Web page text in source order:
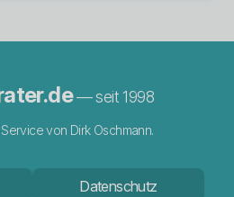
— seit 1998
von Dirk Oschmann.
Datenschutz